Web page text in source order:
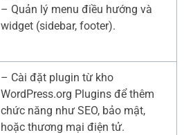
– Quản lý menu điều hướng và
widget (sidebar, footer).
– Cài đặt plugin từ kho
WordPress.org Plugins để thêm
chức năng như SEO, bảo mật,
hoặc thương mại điện tử.